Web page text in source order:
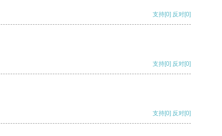
支持[0] 反对[0]
支持[0] 反对[0]
支持[0] 反对[0]